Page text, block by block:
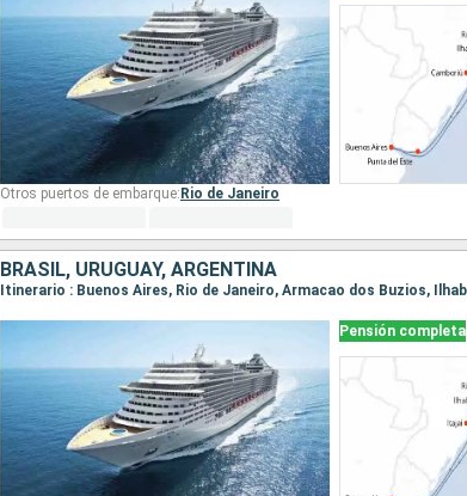
Otros puertos de embarque: Rio de Janeiro
BRASIL, URUGUAY, ARGENTINA
Itinerario : Buenos Aires, Rio de Janeiro, Armacao dos Buzios,
Pensión completa